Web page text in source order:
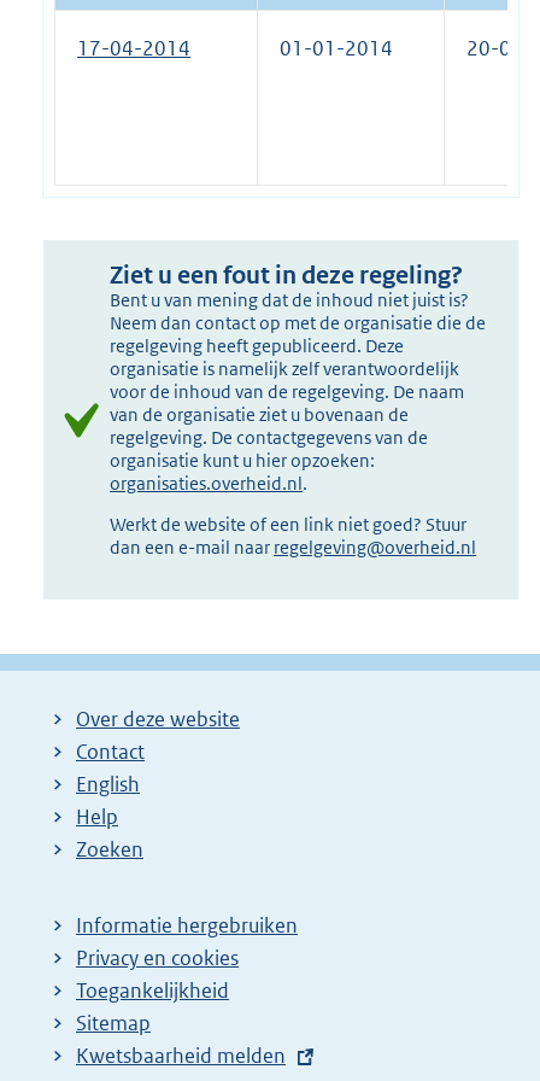
17-04-2014 01-01-2014 20-02-
Ziet u een fout in deze regeling?
Bent u van mening dat de inhoud niet juist is?
Neem dan contact op met de organisatie die de
regelgeving heeft gepubliceerd. Deze
organisatie is namelijk zelf verantwoordelijk
voor de inhoud van de regelgeving. De naam
van de organisatie ziet u bovenaan de
regelgeving. De contactgegevens van de
organisatie kunt u hier opzoeken:
organisaties.overheid.nl.
Werkt de website of een link niet goed? Stuur
dan een e-mail naar regelgeving@overheid.nl
Over deze website
Contact
English
Help
Zoeken
Informatie hergebruiken
Privacy en cookies
Toegankelijkheid
Sitemap
E
Kwetsbaarheid melden